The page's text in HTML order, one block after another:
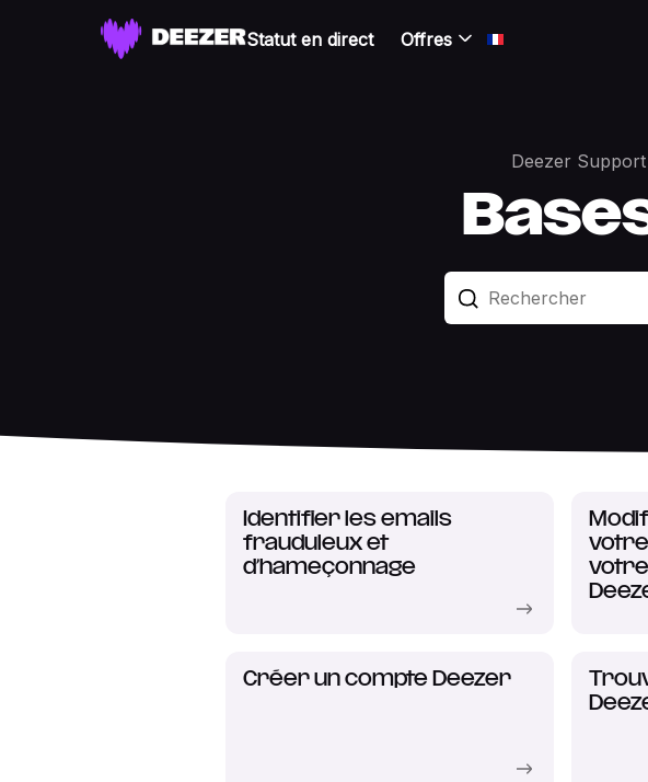
Statut en direct Offres
Deezer Support
Identifier les emails
frauduleux et
d’hameçonnage
votre
Créer un compte Deezer